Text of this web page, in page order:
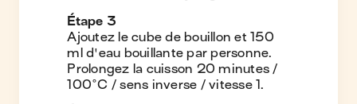
Étape 3
Ajoutez le cube de bouillon et 150
ml d'eau bouillante par personne.
Prolongez la cuisson 20 minutes /
100°C / sens inverse / vitesse 1.